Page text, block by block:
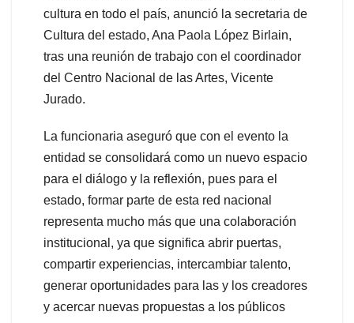
cultura en todo el país, anunció la secretaria de
Cultura del estado, Ana Paola López Birlain,
tras una reunión de trabajo con el coordinador
del Centro Nacional de las Artes, Vicente
Jurado.
La funcionaria aseguró que con el evento la
entidad se consolidará como un nuevo espacio
para el diálogo y la reflexión, pues para el
estado, formar parte de esta red nacional
representa mucho más que una colaboración
institucional, ya que significa abrir puertas,
compartir experiencias, intercambiar talento,
generar oportunidades para las y los creadores
y acercar nuevas propuestas a los públicos